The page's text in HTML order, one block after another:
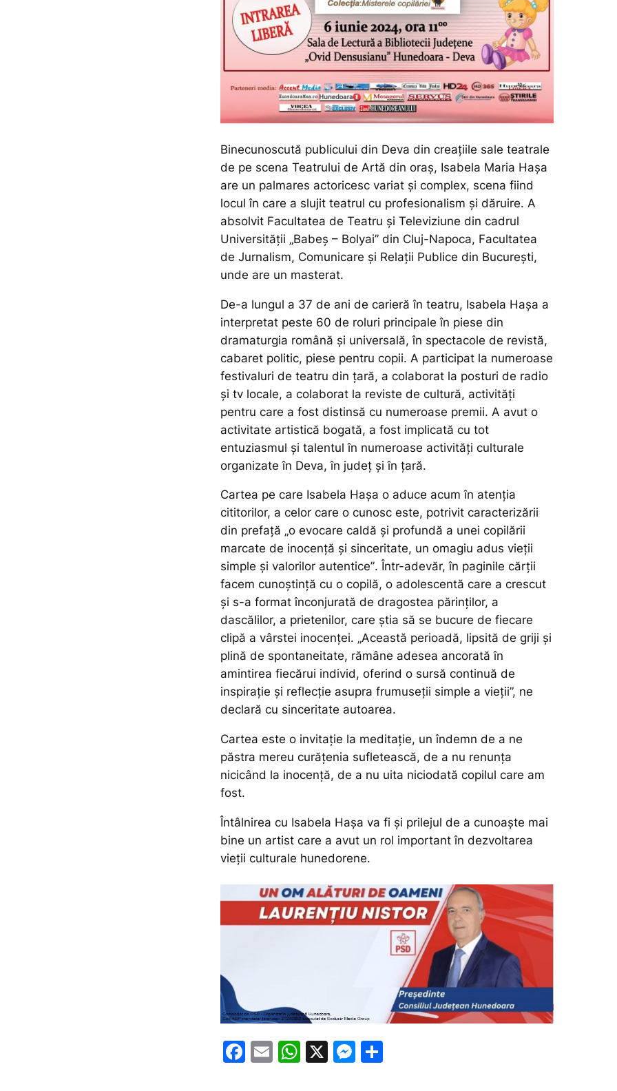
Binecunoscută publicului din Deva din creațiile sale teatrale
de pe scena Teatrului de Artă din oraș, Isabela Maria Hașa
are un palmares actoricesc variat și complex, scena fiind
locul în care a slujit teatrul cu profesionalism și dăruire. A
absolvit Facultatea de Teatru și Televiziune din cadrul
Universității „Babeș – Bolyai” din Cluj-Napoca, Facultatea
de Jurnalism, Comunicare și Relații Publice din București,
unde are un masterat.
De-a lungul a 37 de ani de carieră în teatru, Isabela Hașa a
interpretat peste 60 de roluri principale în piese din
dramaturgia română și universală, în spectacole de revistă,
cabaret politic, piese pentru copii. A participat la numeroase
festivaluri de teatru din țară, a colaborat la posturi de radio
și tv locale, a colaborat la reviste de cultură, activități
pentru care a fost distinsă cu numeroase premii. A avut o
activitate artistică bogată, a fost implicată cu tot
entuziasmul și talentul în numeroase activități culturale
organizate în Deva, în județ și în țară.
Cartea pe care Isabela Hașa o aduce acum în atenția
cititorilor, a celor care o cunosc este, potrivit caracterizării
din prefață „o evocare caldă și profundă a unei copilării
marcate de inocență și sinceritate, un omagiu adus vieții
simple și valorilor autentice”. Într-adevăr, în paginile cărții
facem cunoștință cu o copilă, o adolescentă care a crescut
și s-a format înconjurată de dragostea părinților, a
dascălilor, a prietenilor, care știa să se bucure de fiecare
clipă a vârstei inocenței. „Această perioadă, lipsită de griji și
plină de spontaneitate, rămâne adesea ancorată în
amintirea fiecărui individ, oferind o sursă continuă de
inspirație și reflecție asupra frumuseții simple a vieții”, ne
declară cu sinceritate autoarea.
Cartea este o invitație la meditație, un îndemn de a ne
păstra mereu curățenia sufletească, de a nu renunța
nicicând la inocență, de a nu uita niciodată copilul care am
fost.
Întâlnirea cu Isabela Hașa va fi și prilejul de a cunoaște mai
bine un artist care a avut un rol important în dezvoltarea
vieții culturale hunedorene.
F
E
W X
M